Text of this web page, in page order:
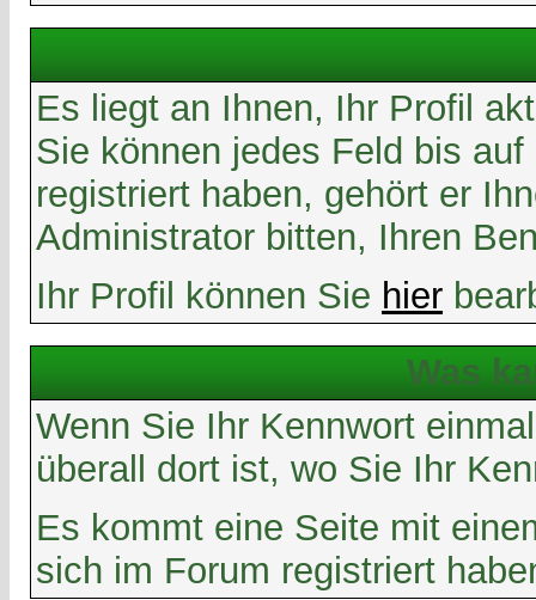
Es liegt an Ihnen, Ihr Profil
Sie können jedes Feld bis
registriert haben, gehört er
Administrator bitten, Ihren
Ihr Profil können Sie hier
Was
Wenn Sie Ihr Kennwort
überall dort ist, wo Sie Ihr
Es kommt eine Seite mit
sich im Forum registriert